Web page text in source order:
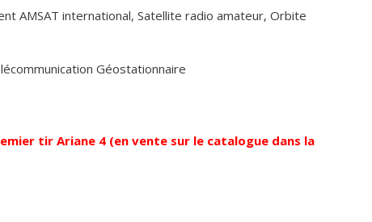
AMSAT international, Satellite radio amateur, Orbite
Géostationnaire
tir Ariane 4 (en vente sur le catalogue dans la